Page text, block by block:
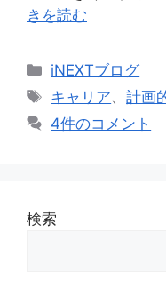
きを読む
カ
テ
リ
iNEXTブログ
タ
グ
キャリア、計画
4件のコメント
検索